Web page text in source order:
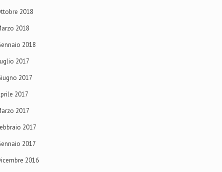
2018
2018
2018
2017
2017
2017
2017
2017
2017
2016